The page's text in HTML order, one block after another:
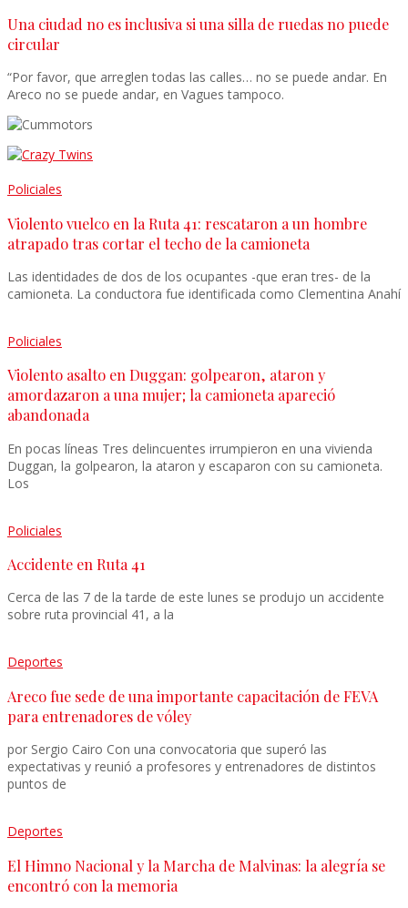
Una ciudad no es inclusiva si una silla de ruedas no puede
circular
“Por favor, que arreglen todas las calles… no se puede andar. En
Areco no se puede andar, en Vagues tampoco.
Policiales
Violento vuelco en la Ruta 41: rescataron a un hombre
atrapado tras cortar el techo de la camioneta
Las identidades de dos de los ocupantes -que eran tres- de la
camioneta. La conductora fue identificada como Clementina Anahí
Policiales
Violento asalto en Duggan: golpearon, ataron y
amordazaron a una mujer; la camioneta apareció
abandonada
En pocas líneas Tres delincuentes irrumpieron en una vivienda
Duggan, la golpearon, la ataron y escaparon con su camioneta.
Los
Policiales
Accidente en Ruta 41
Cerca de las 7 de la tarde de este lunes se produjo un accidente
sobre ruta provincial 41, a la
Deportes
Areco fue sede de una importante capacitación de FEVA
para entrenadores de vóley
por Sergio Cairo Con una convocatoria que superó las
expectativas y reunió a profesores y entrenadores de distintos
puntos de
Deportes
El Himno Nacional y la Marcha de Malvinas: la alegría se
encontró con la memoria